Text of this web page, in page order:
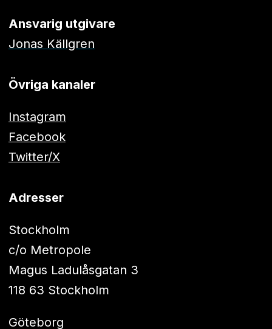
Ansvarig utgivare
Jonas Källgren
Övriga kanaler
Instagram
Facebook
Twitter/X
Adresser
Stockholm
c/o Metropole
Magus Ladulåsgatan 3
118 63 Stockholm
Göteborg